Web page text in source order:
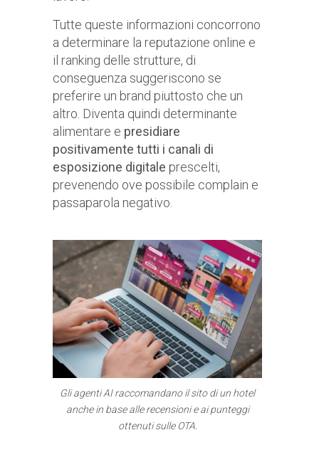
Tutte queste informazioni concorrono
a determinare la reputazione online e
il ranking delle strutture, di
conseguenza suggeriscono se
preferire un brand piuttosto che un
altro. Diventa quindi determinante
alimentare e presidiare
positivamente tutti i canali di
esposizione digitale prescelti,
prevenendo ove possibile complain e
passaparola negativo.
Gli agenti AI raccomandano il sito di un hotel
anche in base alle recensioni e ai punteggi
ottenuti sulle OTA.